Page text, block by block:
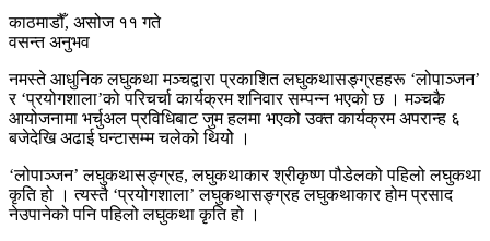
काठमाडौँ, असोज ११ गते
वसन्त अनुभव
नमस्ते आधुनिक लघुकथा मञ्चद्वारा प्रकाशित लघुकथासङ्ग्रहहरू ‘लोपाञ्जन’
र ‘प्रयोगशाला’को परिचर्चा कार्यक्रम शनिवार सम्पन्न भएको छ । मञ्चकै
आयोजनामा भर्चुअल प्रविधिबाट जुम हलमा भएको उक्त कार्यक्रम अपरान्ह ६
बजेदेखि अढाई घन्टासम्म चलेको थियोे ।
‘लोपाञ्जन’ लघुकथासङ्ग्रह, लघुकथाकार श्रीकृष्ण पौडेलको पहिलो लघुकथा
कृति हो । त्यस्तै ‘प्रयोगशाला’ लघुकथासङ्ग्रह लघुकथाकार होम प्रसाद
नेउपानेको पनि पहिलो लघुकथा कृति हो ।